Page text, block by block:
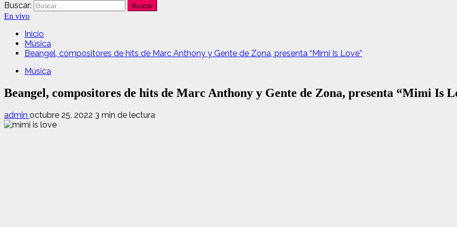
Buscar:
En vivo
Inicio
Música
Beangel, compositores de hits de Marc Anthony y Gente de Zona, presenta “Mimi Is Love”
Música
Beangel, compositores de hits de Marc Anthony y Gente de Zona, presenta “Mimi Is
admin octubre 25, 2022 3 min de lectura